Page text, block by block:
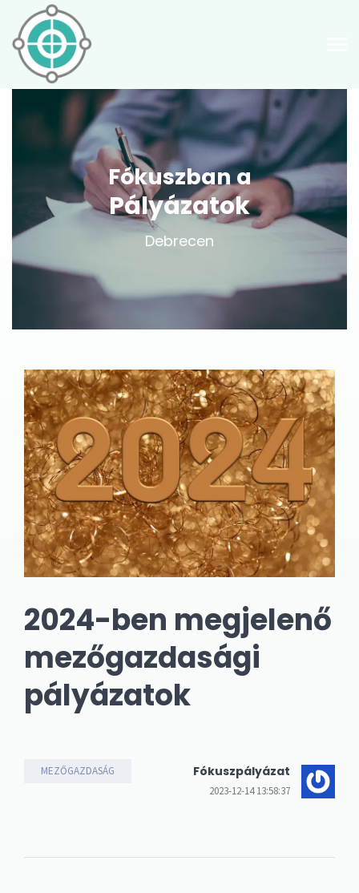
Fókuszban a
Pályázatok
Debrecen
2024-ben megjelenő
mezőgazdasági
pályázatok
MEZŐGAZDASÁG Fókuszpályázat
2023-12-14 13:58:37